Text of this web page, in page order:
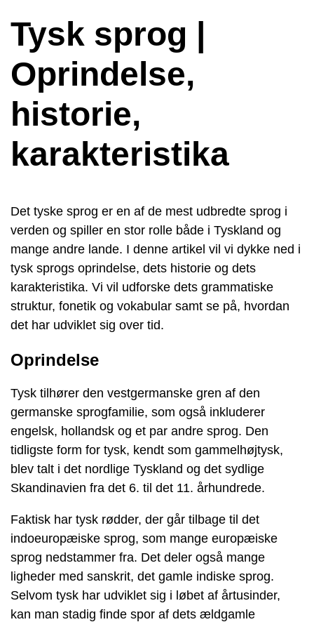
Tysk sprog |
Oprindelse,
historie,
karakteristika
Det tyske sprog er en af de mest udbredte sprog i
verden og spiller en stor rolle både i Tyskland og
mange andre lande. I denne artikel vil vi dykke ned i
tysk sprogs oprindelse, dets historie og dets
karakteristika. Vi vil udforske dets grammatiske
struktur, fonetik og vokabular samt se på, hvordan
det har udviklet sig over tid.
Oprindelse
Tysk tilhører den vestgermanske gren af den
germanske sprogfamilie, som også inkluderer
engelsk, hollandsk og et par andre sprog. Den
tidligste form for tysk, kendt som gammelhøjtysk,
blev talt i det nordlige Tyskland og det sydlige
Skandinavien fra det 6. til det 11. århundrede.
Faktisk har tysk rødder, der går tilbage til det
indoeuropæiske sprog, som mange europæiske
sprog nedstammer fra. Det deler også mange
ligheder med sanskrit, det gamle indiske sprog.
Selvom tysk har udviklet sig i løbet af årtusinder,
kan man stadig finde spor af dets ældgamle